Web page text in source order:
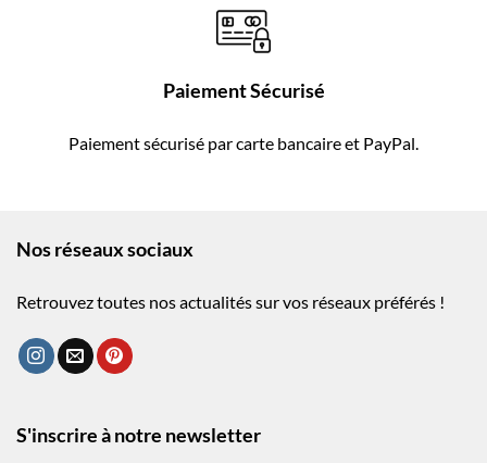
Paiement Sécurisé
Paiement sécurisé par carte bancaire et PayPal.
Nos réseaux sociaux
Retrouvez toutes nos actualités sur vos réseaux préférés !
S'inscrire à notre newsletter